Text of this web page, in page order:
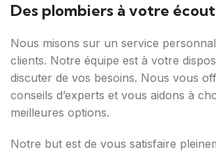
Des plombiers à votre
Nous misons sur un service
clients. Notre équipe est à votre
discuter de vos besoins. Nous vous
conseils d’experts et vous aidons à
meilleures options.
Notre but est de vous satisfaire